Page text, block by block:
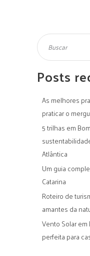
Posts
As melhores
praticar o
5 trilhas em
Atlântica
Um guia
Catarina
Roteiro de
amantes da
Vento Solar
perfeita para